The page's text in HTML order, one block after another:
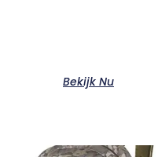
Bekijk Nu